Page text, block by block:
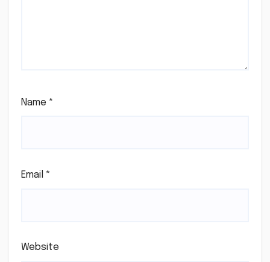
Name *
Email *
Website